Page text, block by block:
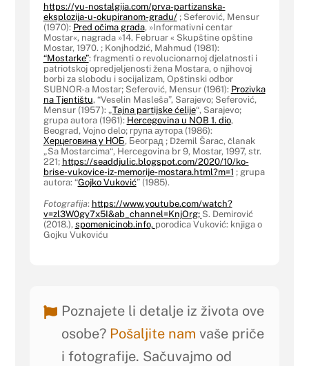
https://yu-nostalgija.com/prva-partizanska-
eksplozija-u-okupiranom-gradu/; Seferović, Mensur
(1970): Pred očima grada, »Informativni centar
Mostar«, nagrada »14. Februar « Skupštine opštine
Mostar, 1970. ; Konjhodžić, Mahmud (1981):
“Mostarke”: fragmenti o revolucionarnoj djelatnosti i
patriotskoj opredjeljenosti žena Mostara, o njihovoj
borbi za slobodu i socijalizam, Opštinski odbor
SUBNOR-a Mostar; Seferović, Mensur (1961): Prozivka
na Tjentištu, “Veselin Masleša”, Sarajevo; Seferović,
Mensur (1957): „Tajna partijske ćelije“, Sarajevo;
grupa autora (1961): Hercegovina u NOB 1. dio,
Beograd, Vojno delo; група аутора (1986):
Херцеговина у НОБ, Београд ; Džemil Šarac, članak
„Sa Mostarcima“, Hercegovina br 9, Mostar, 1997, str.
221; https://seaddjulic.blogspot.com/2020/10/ko-
brise-vukovice-iz-memorije-mostara.html?m=1 ; grupa
autora: “Gojko Vuković” (1985).
Fotografija: https://www.youtube.com/watch?
v=zl3W0gy7x5I&ab_channel=KnjOrg; S. Demirović
(2018.), spomenicinob.info, porodica Vuković: knjiga o
Gojku Vukoviću
Poznajete li detalje iz života ove
osobe? Pošaljite nam vaše priče
i fotografije. Sačuvajmo od